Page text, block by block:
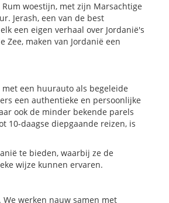
woestijn, met zijn Marsachtige
Jerash, een van de best
een eigen verhaal over Jordanië's
maken van Jordanië een
een huurauto als begeleide
een authentieke en persoonlijke
ook de minder bekende parels
10-daagse diepgaande reizen, is
te bieden, waarbij ze de
wijze kunnen ervaren.
werken nauw samen met